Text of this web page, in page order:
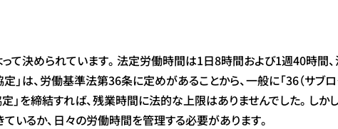
て決められています。法定労働時間は1日8時間および1週40時間
は、労働基準法第36条に定めがあることから、一般に「36（サブロ
」を締結すれば、残業時間に法的な上限はありませんでした。し
いるか、日々の労働時間を管理する必要があります。